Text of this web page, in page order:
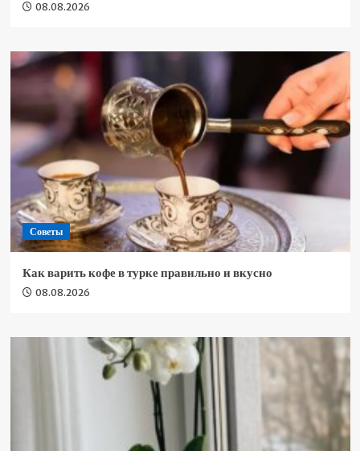
08.08.2026
Советы
Как варить кофе в турке правильно и вкусно
08.08.2026